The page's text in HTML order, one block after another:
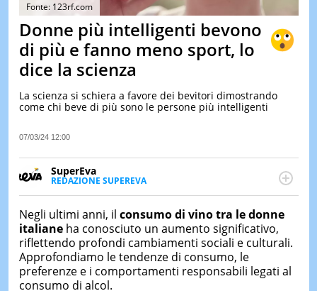
TEST
&
DI
IERI
Fonte: 123rf.com
Donne più intelligenti bevono
di più e fanno meno sport, lo
dice la scienza
La scienza si schiera a favore dei bevitori dimostrando
come chi beve di più sono le persone più intelligenti
07/03/24 12:00
SuperEva
REDAZIONE SUPEREVA
SuperEva è il magazine di Italiaonline dedicato a
Pensato per tutti ma soprattutto per la GenZ, molto
“social” e sempre in cerca di notizie originali. Dalle
tendenze del momento ai fatti più strani alle
scoperte più divertenti: mille storie da scoprire ogni
giorno”
Negli ultimi anni, il consumo di vino tra le donne
italianeha conosciuto un aumento significativo,
riflettendo profondi cambiamenti sociali e culturali.
Approfondiamo le tendenze di consumo, le
preferenze e i comportamenti responsabili legati al
consumo di alcol.